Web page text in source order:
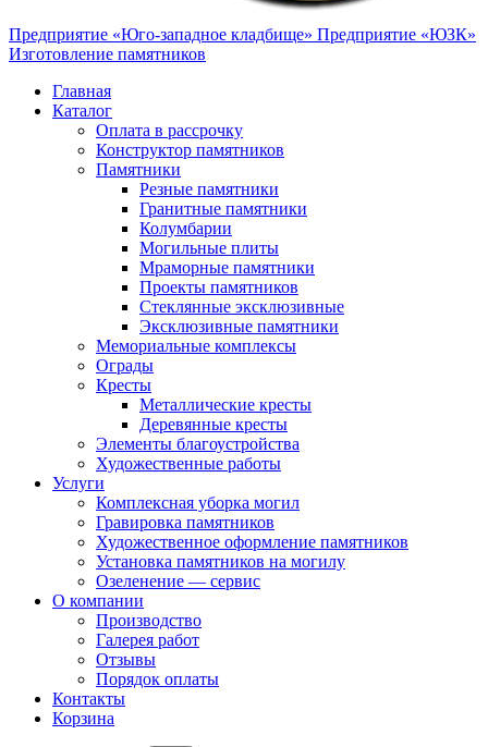
Предприятие «Юго-западное кладбище» Предприятие «ЮЗК»
Изготовление памятников
Главная
Каталог
Оплата в рассрочку
Конструктор памятников
Памятники
Резные памятники
Гранитные памятники
Колумбарии
Могильные плиты
Мраморные памятники
Проекты памятников
Стеклянные эксклюзивные
Эксклюзивные памятники
Мемориальные комплексы
Ограды
Кресты
Металлические кресты
Деревянные кресты
Элементы благоустройства
Художественные работы
Услуги
Комплексная уборка могил
Гравировка памятников
Художественное оформление памятников
Установка памятников на могилу
Озеленение — сервис
О компании
Производство
Галерея работ
Отзывы
Порядок оплаты
Контакты
Корзина